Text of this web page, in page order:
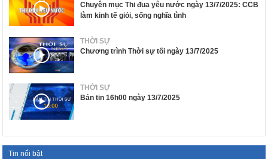
Chuyên mục Thi đua yêu nước ngày 13/7/2025: CCB
làm kinh tế giỏi, sống nghĩa tình
THỜI SỰ
Chương trình Thời sự tối ngày 13/7/2025
THỜI SỰ
Bản tin 16h00 ngày 13/7/2025
Tin nổi bật